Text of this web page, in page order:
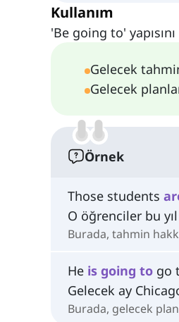
Kullanım
'Be going to'
Gelecek
Gelecek
Örnek
Those students
O öğrenciler bu yıl
Burada, tahmin
He is going to go
Gelecek ay
Burada, gelecek